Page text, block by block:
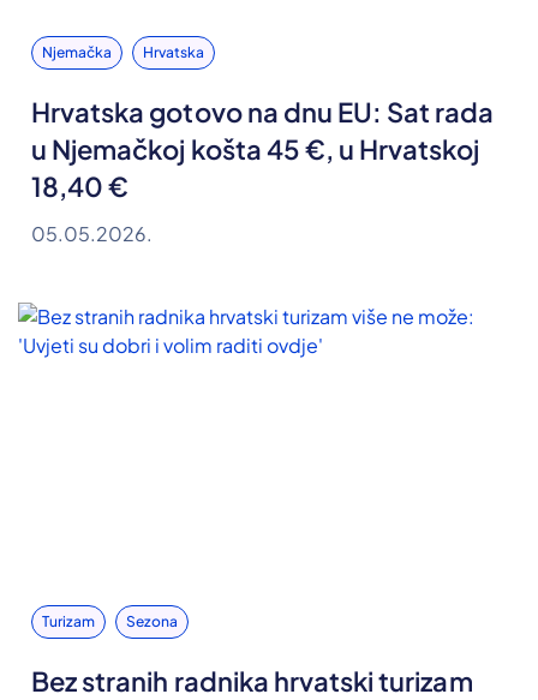
Njemačka Hrvatska
Hrvatska gotovo na dnu EU: Sat rada
u Njemačkoj košta 45 €, u Hrvatskoj
18,40 €
05.05.2026.
Turizam Sezona
Bez stranih radnika hrvatski turizam